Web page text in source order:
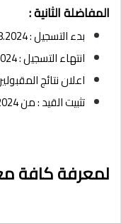
المفاضلة الثانية :
بدء التسجيل : 17.08.2024
انتهاء التسجيل : 25.08.2024 (الساعة 17:00)
اعلان نتائج المقبولين :
تثبيت القيد : من 30.09.2024 حتى 03.10.2024
لمعرفة كافة